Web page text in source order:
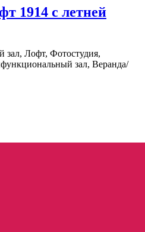
1914 с летней
зал, Лофт, Фотостудия,
зал, Веранда/